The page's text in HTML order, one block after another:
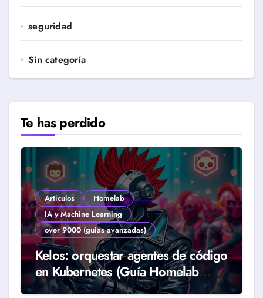
seguridad
Sin categoría
Te has perdido
Artículos
Homelab
IA y Machine Learning
over 9000 (guias avanzadas)
Kelos: orquestar agentes de código
en Kubernetes (Guía Homelab
2026)